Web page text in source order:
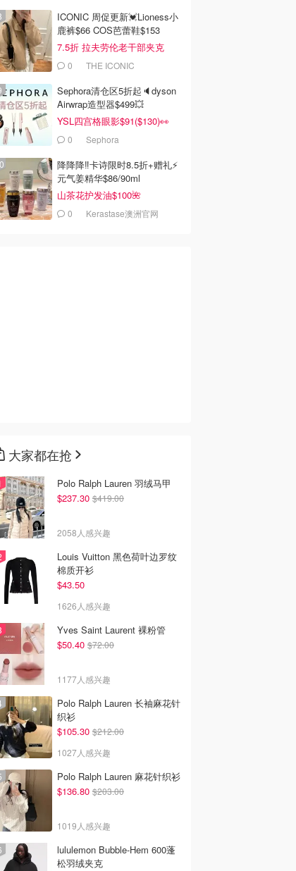
ICONIC 周促更新💓Lioness小
鹿裤$66 COS芭蕾鞋$153
7.5折 拉夫劳伦老干部夹克
$4190 THE ICONIC
Sephora清仓区5折起🔈dyson
Airwrap造型器$499💥
YSL四宫格眼影$91($130)👀
0 Sephora
降降降‼️卡诗限时8.5折+赠礼⚡
元气姜精华$86/90ml
山茶花护发油$100🌺
0 Kerastase澳洲官网
大家都在抢
Polo Ralph Lauren 羽绒马甲
$237.30 $419.00
2058人感兴趣
Louis Vuitton 黑色荷叶边罗纹
棉质开衫
$43.50
1626人感兴趣
Yves Saint Laurent 裸粉管
$50.40 $72.00
1177人感兴趣
Polo Ralph Lauren 长袖麻花针
织衫
$105.30 $212.00
1027人感兴趣
Polo Ralph Lauren 麻花针织衫
$136.80 $203.00
1019人感兴趣
lululemon Bubble-Hem 600蓬
松羽绒夹克